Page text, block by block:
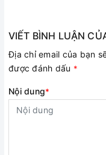
VIẾT BÌNH LUẬN
Địa chỉ email của bạn
được đánh dấu *
Nội dung*